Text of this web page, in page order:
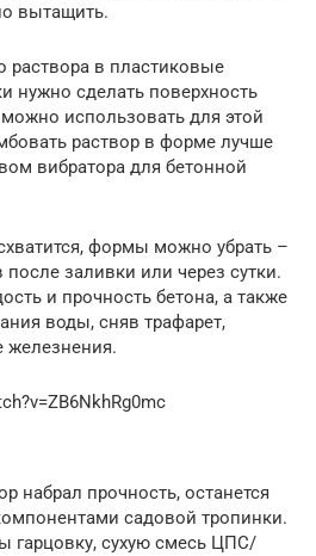
вытащить.
раствора в пластиковые
нужно сделать поверхность
использовать для этой
раствор в форме лучше
вибратора для бетонной
формы можно убрать –
после заливки или через сутки.
и прочность бетона, а также
воды, сняв трафарет,
железнения.
набрал прочность, останется
садовой тропинки.
сухую смесь ЦПС/